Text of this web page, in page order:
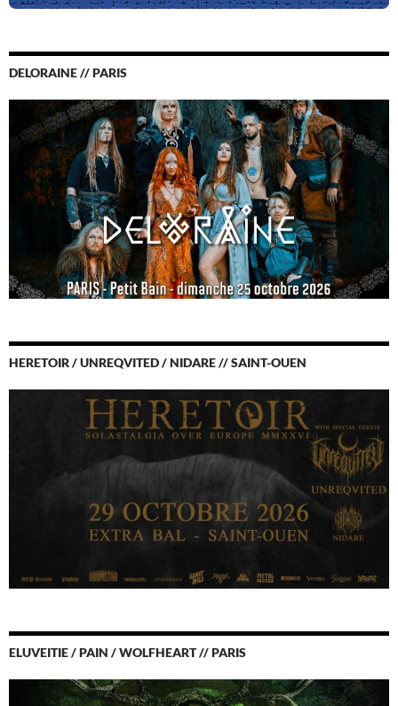
DELORAINE // PARIS
HERETOIR / UNREQVITED / NIDARE // SAINT-OUEN
ELUVEITIE / PAIN / WOLFHEART // PARIS